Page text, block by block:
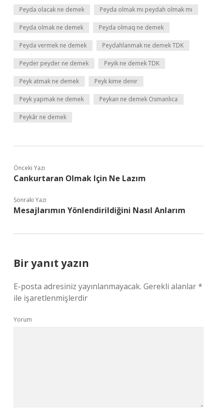
Peyda olacak ne demek Peyda olmak mı peydah olmak mı
Peyda olmak ne demek Peyda olmaq ne demek
Peyda vermek ne demek Peydahlanmak ne demek TDK
Peyder peyder ne demek Peyik ne demek TDK
Peyk atmak ne demek Peyk kime denir
Peyk yapmak ne demek Peykan ne demek Osmanlıca
Peykâr ne demek
Önceki Yazı
Cankurtaran Olmak Için Ne Lazım
Sonraki Yazı
Mesajlarımın Yönlendirildiğini Nasıl Anlarım
Bir yanıt yazın
E-posta adresiniz yayınlanmayacak. Gerekli alanlar*
ile işaretlenmişlerdir
Yorum